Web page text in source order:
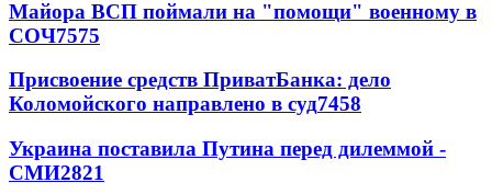
Майора ВСП поймали на "помощи" военному в
СОЧ7575
Присвоение средств ПриватБанка: дело
Коломойского направлено в суд7458
Украина поставила Путина перед дилеммой -
СМИ2821